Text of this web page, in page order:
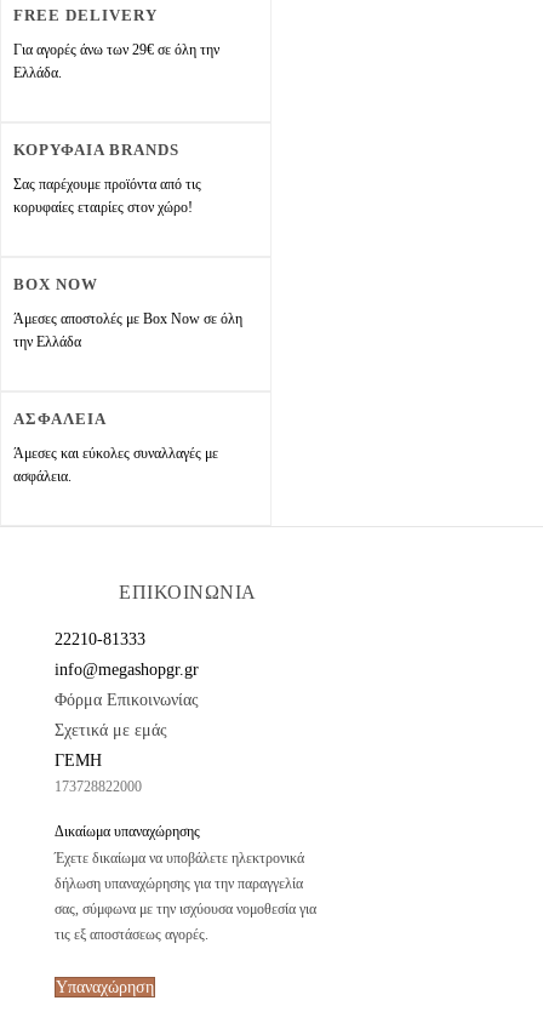
FREE DELIVERY
Για αγορές άνω των 29€ σε όλη την
Ελλάδα.
ΚΟΡΥΦΑΙΑ BRANDS
Σας παρέχουμε προϊόντα από τις
κορυφαίες εταιρίες στον χώρο!
BOX NOW
Άμεσες αποστολές με Box Now σε όλη
την Ελλάδα
ΑΣΦΑΛΕΙΑ
Άμεσες και εύκολες συναλλαγές με
ασφάλεια.
ΕΠΙΚΟΙΝΩΝΙΑ
22210-81333
info@megashopgr.gr
Φόρμα Επικοινωνίας
Σχετικά με εμάς
ΓΕΜΗ
173728822000
Δικαίωμα υπαναχώρησης
Έχετε δικαίωμα να υποβάλετε ηλεκτρονικά
δήλωση υπαναχώρησης για την παραγγελία
σας, σύμφωνα με την ισχύουσα νομοθεσία για
τις εξ αποστάσεως αγορές.
Υπαναχώρηση